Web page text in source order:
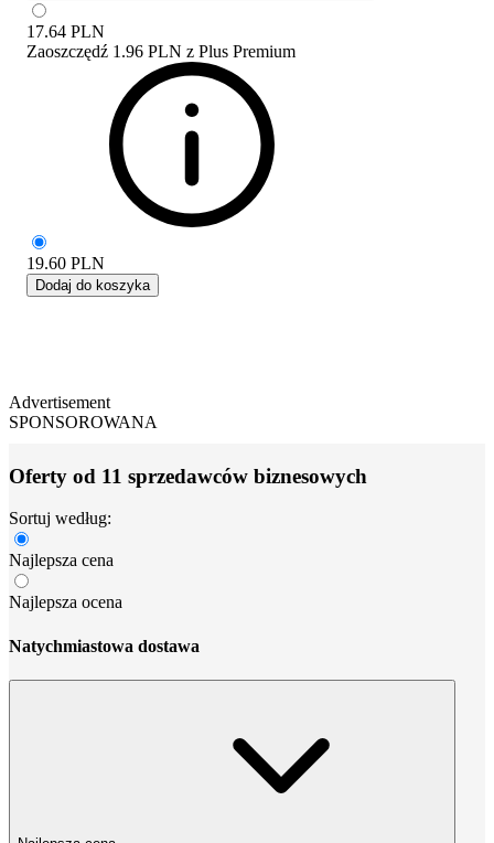
17.64 PLN
Zaoszczędź 1.96 PLN z Plus Premium
19.60 PLN
Dodaj do koszyka
Advertisement
SPONSOROWANA
Oferty od 11 sprzedawców biznesowych
Sortuj według:
Najlepsza cena
Najlepsza ocena
Natychmiastowa dostawa